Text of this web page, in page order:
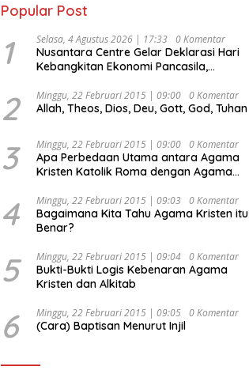
Popular Post
1 Selasa, 4 Agustus 2026 | 17:33 0 Komentar
Nusantara Centre Gelar Deklarasi Hari
Kebangkitan Ekonomi Pancasila,
Djojohadikusumo Anti Penjajahan
(Pergolakan Ekonomi Politik Indonesia) &
Undang Perekonomian Nasional dan
Kesejahteraan Sosial dalam Menata
Bangsa Menuju Indonesia Emas 2045”,
2 Minggu, 22 Februari 2015 | 09:00 0 Komentar
Allah, Theos, Dios, Deu, Gott, God, Tuhan
3 Minggu, 22 Februari 2015 | 09:00 0 Komentar
Apa Perbedaan Utama antara Agama
Kristen Katolik Roma dengan Agama
4 Minggu, 22 Februari 2015 | 09:03 0 Komentar
Bagaimana Kita Tahu Agama Kristen itu
Benar?
5 Minggu, 22 Februari 2015 | 09:04 0 Komentar
Bukti-Bukti Logis Kebenaran Agama
Kristen dan Alkitab
6 Minggu, 22 Februari 2015 | 09:05 0 Komentar
(Cara) Baptisan Menurut Injil